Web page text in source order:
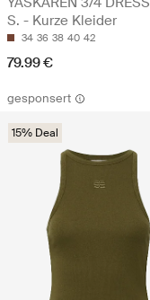
S. - Kurze Kleider
34 36 38 40 42
79.99 €
gesponsert
15% Deal